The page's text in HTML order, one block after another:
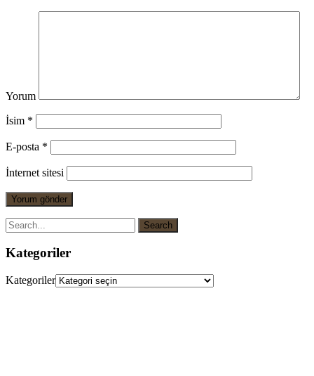
Yorum
İsim *
E-posta *
İnternet sitesi
Kategoriler
Kategoriler